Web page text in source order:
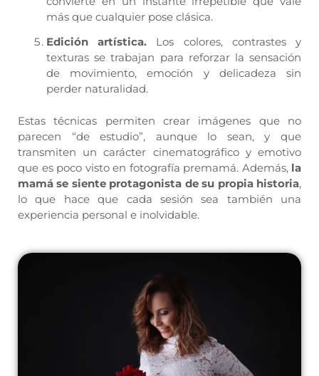
más que cualquier pose clásica.
Edición artística. Los colores, contrastes y
texturas se trabajan para reforzar la sensación
de movimiento, emoción y delicadeza sin
perder naturalidad.
Estas técnicas permiten crear imágenes que no
parecen “de estudio”, aunque lo sean, y que
transmiten un carácter cinematográfico y emotivo
que es poco visto en fotografía premamá. Además, la
mamá se siente protagonista de su propia historia,
lo que hace que cada sesión sea también una
experiencia personal e inolvidable.